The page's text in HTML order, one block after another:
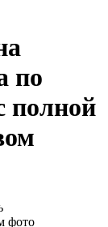
по
полной
фото